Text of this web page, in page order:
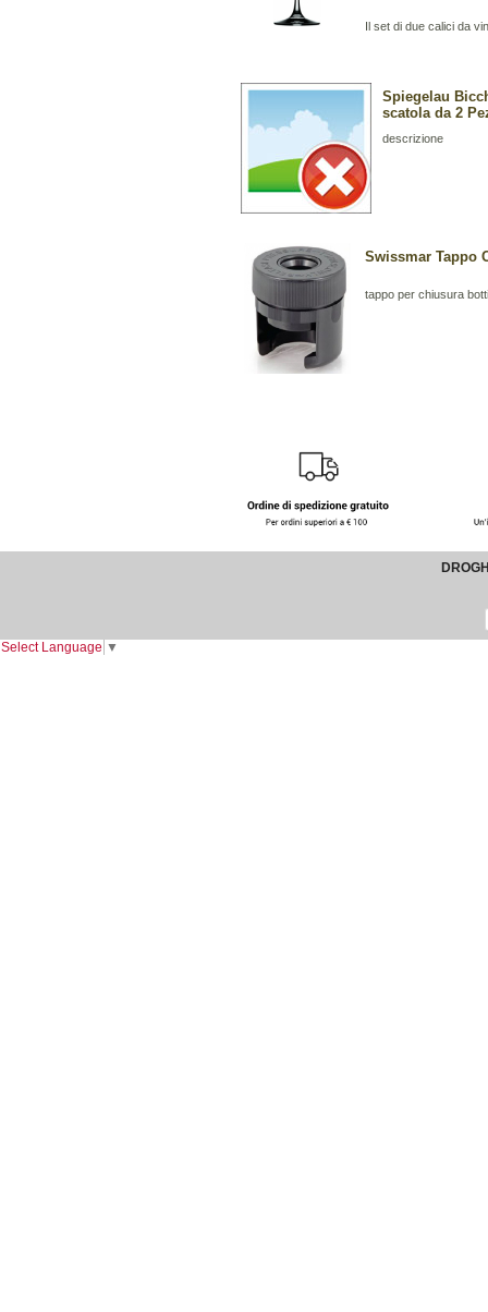
Il set di due calici da
Spiegelau
scatola da 2
descrizione
Swissmar Tappo
tappo per chiusura
Select Language ▼